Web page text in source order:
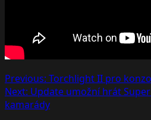
Post
navigation
Previous: Torchlight II pro
Next: Update umožní hrát
kamarády